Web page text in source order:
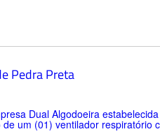
Pedra Preta
Dual Algodoeira
um (01) ventilador respiratório